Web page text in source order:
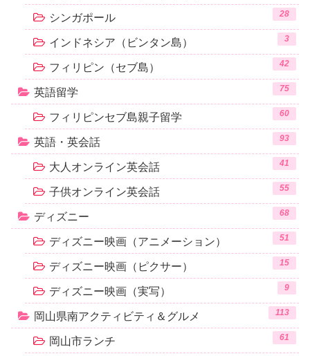
シンガポール 28
インドネシア（ビンタン島） 3
フィリピン（セブ島） 42
英語留学 75
フィリピンセブ島親子留学 60
英語・英会話 93
大人オンライン英会話 41
子供オンライン英会話 55
ディズニー 68
ディズニー映画（アニメーション） 51
ディズニー映画（ピクサー） 15
ディズニー映画（実写） 9
岡山県南アクティビティ＆グルメ 113
岡山市ランチ 61